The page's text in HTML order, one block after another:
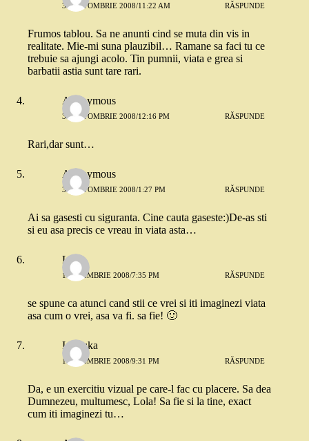
31 OCTOMBRIE 2008/11:22 AM RĂSPUNDE
Frumos tablou. Sa ne anunti cind se muta din vis in
realitate. Mie-mi suna plauzibil… Ramane sa faci tu ce
trebuie sa ajungi acolo. Tin pumnii, viata e grea si
barbatii astia sunt tare rari.
Anonymous
31 OCTOMBRIE 2008/12:16 PM RĂSPUNDE
Rari,dar sunt…
Anonymous
31 OCTOMBRIE 2008/1:27 PM RĂSPUNDE
Ai sa gasesti cu siguranta. Cine cauta gaseste:)De-as sti
si eu asa precis ce vreau in viata asta…
Lola
1 NOIEMBRIE 2008/7:35 PM RĂSPUNDE
se spune ca atunci cand stii ce vrei si iti imaginezi viata
asa cum o vrei, asa va fi. sa fie! 🙂
Ionouka
1 NOIEMBRIE 2008/9:31 PM RĂSPUNDE
Da, e un exercitiu vizual pe care-l fac cu placere. Sa dea
Dumnezeu, multumesc, Lola! Sa fie si la tine, exact
cum iti imaginezi tu…